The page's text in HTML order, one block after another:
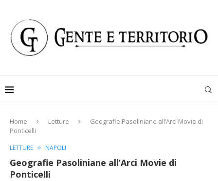
Home Letture
Geografie Pasoliniane all’Arci Movie di
Ponticelli
LETTURE NAPOLI
Geografie Pasoliniane all’Arci Movie di
Ponticelli